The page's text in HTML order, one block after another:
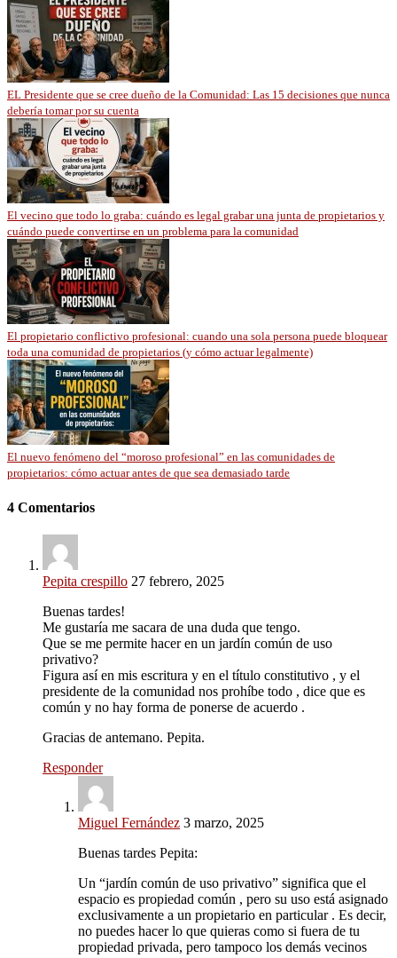
EL Presidente que se cree dueño de la Comunidad: Las 15 decisiones que nunca
debería tomar por su cuenta
El vecino que todo lo graba: cuándo es legal grabar una junta de propietarios y
cuándo puede convertirse en un problema para la comunidad
El propietario conflictivo profesional: cuando una sola persona puede bloquear
toda una comunidad de propietarios (y cómo actuar legalmente)
El nuevo fenómeno del “moroso profesional” en las comunidades de
propietarios: cómo actuar antes de que sea demasiado tarde
4 Comentarios
Pepita crespillo 27 febrero, 2025
Buenas tardes!
Me gustaría me sacara de una duda que tengo.
Que se me permite hacer en un jardín común de uso
privativo?
Figura así en mis escritura y en el título constitutivo , y el
presidente de la comunidad nos prohíbe todo , dice que es
común y no hay forma de ponerse de acuerdo .
Gracias de antemano. Pepita.
Responder
Miguel Fernández 3 marzo, 2025
Buenas tardes Pepita:
Un “jardín común de uso privativo” significa que el
espacio es propiedad común , pero su uso está asignado
exclusivamente a un propietario en particular . Es decir,
no puedes hacer lo que quieras como si fuera de tu
propiedad privada, pero tampoco los demás vecinos